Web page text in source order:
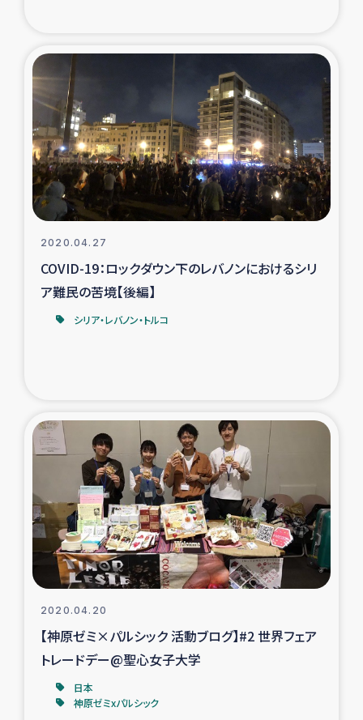
デニヤヤ小規模紅茶農家支援
コーヒー生産者支援
アイナロ県マウベシ郡でのコーヒー畑改善事業
ベイルート大規模爆発被災者支援
アグロフォレストリー（カカオ）事業
2020.04.27
COVID-19：ロックダウン下のレバノンにおけるシリ
ア難民の苦境【後編】
シリア・レバノン・トルコ
2020.04.20
【神原ゼミ×パルシック 活動ブログ】#2 世界フェア
トレードデー@聖心女子大学
日本
神原ゼミxパルシック